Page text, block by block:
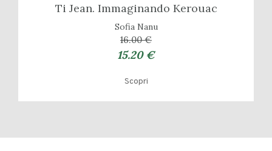
Ti Jean. Immaginando Kerouac
Sofia Nanu
16.00 €
15.20 €
Scopri